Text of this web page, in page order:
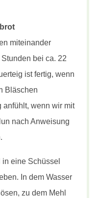
miteinander
bei ca. 22
ist fertig, wenn
Bläschen
anfühlt, wenn wir mit
nach Anweisung
eine Schüssel
In dem Wasser
zu dem Mehl